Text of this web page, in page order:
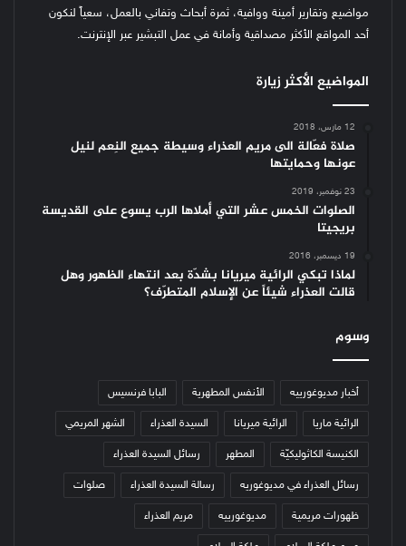
مواضيع وتقارير أمينة ووافية، ثمرة أبحاث وتفاني بالعمل، سعياً لنكون
أحد المواقع الأكثر مصداقية وأمانة في عمل التبشير عبر الإنترنت.
المواضيع الأكثر زيارة
12 مارس، 2018
صلاة فعّالة الى مريم العذراء وسيطة جميع النِعم لنيل
عونها وحمايتها
23 نوفمبر، 2019
الصلوات الخمس عشر التي أملاها الرب يسوع على القديسة
بريجيتا
19 ديسمبر، 2016
لماذا تبكي الرائية ميريانا بشدّة بعد انتهاء الظهور وهل
قالت العذراء شيئاً عن الإسلام المتطرّف؟
وسوم
أخبار مديوغورييه الأنفس المطهرية البابا فرنسيس
الرائية ماريا الرائية ميريانا السيدة العذراء الشهر المريمي
الكنيسة الكاثوليكيّة المطهر رسائل السيدة العذراء
رسائل العذراء في مديوغوريه رسالة السيدة العذراء صلوات
ظهورات مريمية مديوغورييه مريم العذراء